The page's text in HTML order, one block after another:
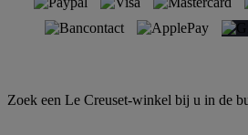
Zoek een Le Creuset-winkel bij u in de